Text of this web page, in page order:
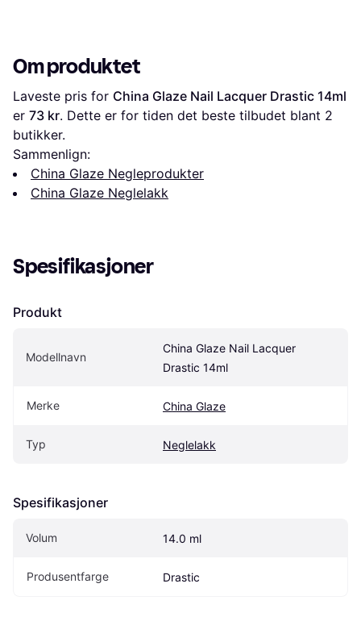
Om produktet
Laveste pris for China Glaze Nail Lacquer Drastic 14ml
er 73 kr. Dette er for tiden det beste tilbudet blant 2
butikker.
Sammenlign:
China Glaze Negleprodukter
China Glaze Neglelakk
Spesifikasjoner
Produkt
Modellnavn
China Glaze Nail Lacquer
Drastic 14ml
Merke China Glaze
Typ Neglelakk
Spesifikasjoner
Volum 14.0 ml
Produsentfarge Drastic